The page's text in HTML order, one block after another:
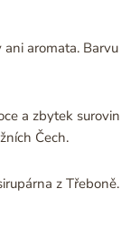
aromata. Barvu
a zbytek surovin
Čech.
z Třeboně.